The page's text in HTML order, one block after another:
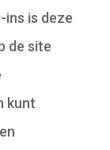
ins is deze
de site
kunt